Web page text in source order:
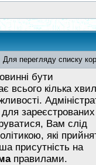
Для перегляду списку
бути
всього кілька
зареєстрованих
Вам слід
які
присутність на
правилами.